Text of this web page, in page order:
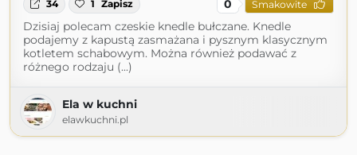
34 1 Zapisz 0 Smakowite
Dzisiaj polecam czeskie knedle bułczane. Knedle
podajemy z kapustą zasmażana i pysznym klasycznym
kotletem schabowym. Można również podawać z
różnego rodzaju (...)
Ela w kuchni
elawkuchni.pl